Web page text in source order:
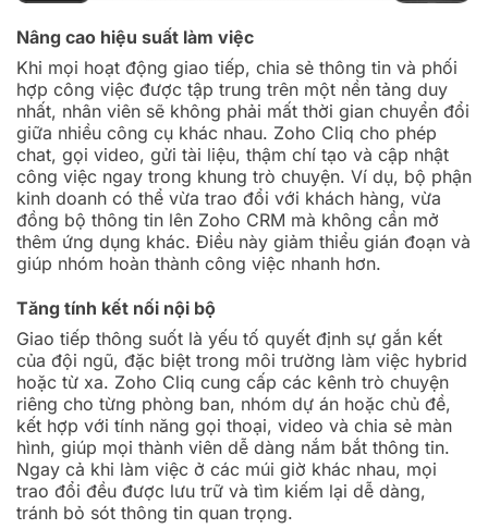
Nâng cao hiệu suất làm việc
Khi mọi hoạt động giao tiếp, chia sẻ thông tin và phối
hợp công việc được tập trung trên một nền tảng duy
nhất, nhân viên sẽ không phải mất thời gian chuyển đổi
giữa nhiều công cụ khác nhau. Zoho Cliq cho phép
chat, gọi video, gửi tài liệu, thậm chí tạo và cập nhật
công việc ngay trong khung trò chuyện. Ví dụ, bộ phận
kinh doanh có thể vừa trao đổi với khách hàng, vừa
đồng bộ thông tin lên Zoho CRM mà không cần mở
thêm ứng dụng khác. Điều này giảm thiểu gián đoạn và
giúp nhóm hoàn thành công việc nhanh hơn.
Tăng tính kết nối nội bộ
Giao tiếp thông suốt là yếu tố quyết định sự gắn kết
của đội ngũ, đặc biệt trong môi trường làm việc hybrid
hoặc từ xa. Zoho Cliq cung cấp các kênh trò chuyện
riêng cho từng phòng ban, nhóm dự án hoặc chủ đề,
kết hợp với tính năng gọi thoại, video và chia sẻ màn
hình, giúp mọi thành viên dễ dàng nắm bắt thông tin.
Ngay cả khi làm việc ở các múi giờ khác nhau, mọi
trao đổi đều được lưu trữ và tìm kiếm lại dễ dàng,
tránh bỏ sót thông tin quan trọng.